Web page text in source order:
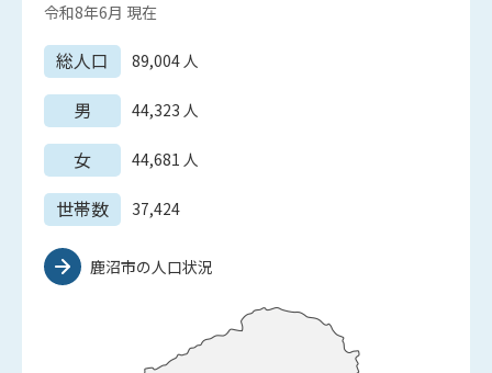
令和8年6月 現在
総人口 89,004人
男 44,323 人
女 44,681 人
世帯数 37,424
鹿沼市の人口状況